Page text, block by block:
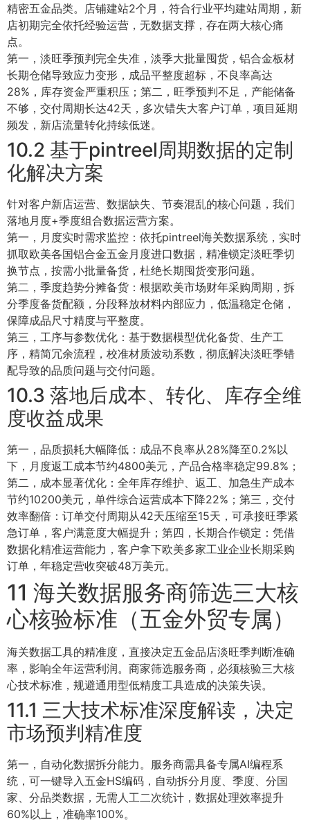
精密五金品类。店铺建站2个月，符合行业平均建站周期，新
店初期完全依托经验运营，无数据支撑，存在两大核心痛
点。
第一，淡旺季预判完全失准，淡季大批量囤货，铝合金板材
长期仓储导致应力变形，成品平整度超标，不良率高达
28%，库存资金严重积压；第二，旺季预判不足，产能储备
不够，交付周期长达42天，多次错失大客户订单，项目延期
频发，新店流量转化持续低迷。
10.2 基于pintreel周期数据的定制
化解决方案
针对客户新店运营、数据缺失、节奏混乱的核心问题，我们
落地月度+季度组合数据运营方案。
第一，月度实时需求监控：依托pintreel海关数据系统，实时
抓取欧美各国铝合金五金月度进口数据，精准锁定淡旺季切
换节点，按需小批量备货，杜绝长期囤货变形问题。
第二，季度趋势分摊备货：根据欧美市场财年采购周期，拆
分季度备货配额，分段释放材料内部应力，低温稳定仓储，
保障成品尺寸精度与平整度。
第三，工序与参数优化：基于数据模型优化备货、生产工
序，精简冗余流程，校准材质波动系数，彻底解决淡旺季错
配导致的品质问题与交付问题。
10.3 落地后成本、转化、库存全维
度收益成果
第一，品质损耗大幅降低：成品不良率从28%降至0.2%以
下，月度返工成本节约4800美元，产品合格率稳定99.8%；
第二，成本显著优化：全年库存维护、返工、加急生产成本
节约10200美元，单件综合运营成本下降22%；第三，交付
效率翻倍：订单交付周期从42天压缩至15天，可承接旺季紧
急订单，客户满意度大幅提升；第四，长期合作锁定：凭借
数据化精准运营能力，客户拿下欧美多家工业企业长期采购
订单，年稳定营收突破48万美元。
11 海关数据服务商筛选三大核
心核验标准（五金外贸专属）
海关数据工具的精准度，直接决定五金品店淡旺季判断准确
率，影响全年运营利润。商家筛选服务商，必须核验三大核
心技术标准，规避通用型低精度工具造成的决策失误。
11.1 三大技术标准深度解读，决定
市场预判精准度
第一，自动化数据拆分能力。服务商需具备专属AI编程系
统，可一键导入五金HS编码，自动拆分月度、季度、分国
家、分品类数据，无需人工二次统计，数据处理效率提升
60%以上，准确率100%。